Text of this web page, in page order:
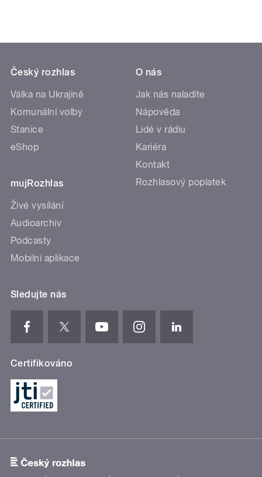
Český rozhlas
Válka na Ukrajině
Komunální volby
Stanice
eShop
mujRozhlas
Živé vysílání
Audioarchiv
Podcasty
Mobilní aplikace
O nás
Jak nás naladíte
Nápověda
Lidé v rádiu
Kariéra
Kontakt
Rozhlasový poplatek
Sledujte nás
Certifikováno